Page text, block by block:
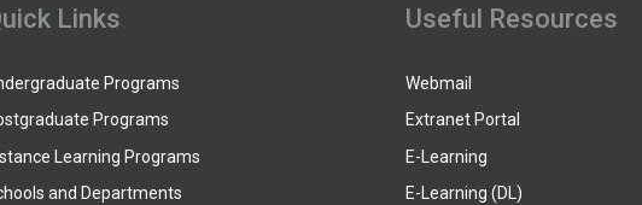
Links
Programs
Programs
Learning Programs
and Departments
Useful Resources
Webmail
Extranet Portal
E-Learning
E-Learning (DL)